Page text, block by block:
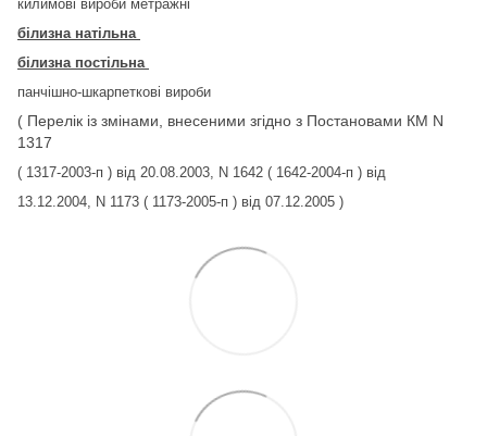
килимові вироби метражні
білизна натільна
білизна постільна
панчішно-шкарпеткові вироби
( Перелік із змінами, внесеними згідно з Постановами КМ N
1317
( 1317-2003-п ) від 20.08.2003, N 1642 ( 1642-2004-п ) від
13.12.2004, N 1173 ( 1173-2005-п ) від 07.12.2005 )